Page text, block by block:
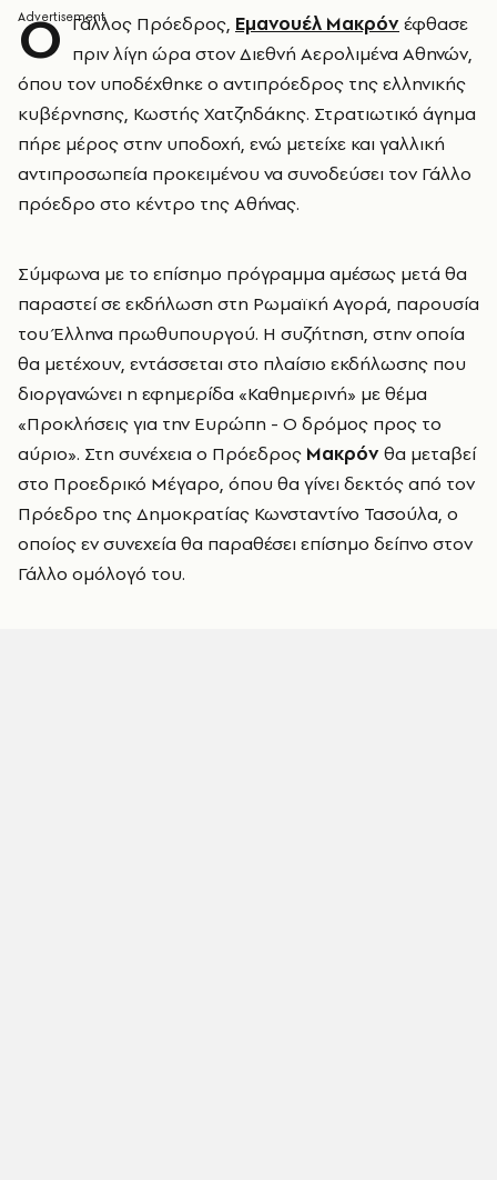
Ο Γάλλος Πρόεδρος, Εμανουέλ Μακρόν έφθασε
πριν λίγη ώρα στον Διεθνή Αερολιμένα Αθηνών,
όπου τον υποδέχθηκε ο αντιπρόεδρος της ελληνικής
κυβέρνησης, Κωστής Χατζηδάκης. Στρατιωτικό άγημα
πήρε μέρος στην υποδοχή, ενώ μετείχε και γαλλική
αντιπροσωπεία προκειμένου να συνοδεύσει τον Γάλλο
πρόεδρο στο κέντρο της Αθήνας.
Σύμφωνα με το επίσημο πρόγραμμα αμέσως μετά θα
παραστεί σε εκδήλωση στη Ρωμαϊκή Αγορά, παρουσία
του Έλληνα πρωθυπουργού. Η συζήτηση, στην οποία
θα μετέχουν, εντάσσεται στο πλαίσιο εκδήλωσης που
διοργανώνει η εφημερίδα «Καθημερινή» με θέμα
«Προκλήσεις για την Ευρώπη - Ο δρόμος προς το
αύριο». Στη συνέχεια ο Πρόεδρος Μακρόν θα μεταβεί
στο Προεδρικό Μέγαρο, όπου θα γίνει δεκτός από τον
Πρόεδρο της Δημοκρατίας Κωνσταντίνο Τασούλα, ο
οποίος εν συνεχεία θα παραθέσει επίσημο δείπνο στον
Γάλλο ομόλογό του.